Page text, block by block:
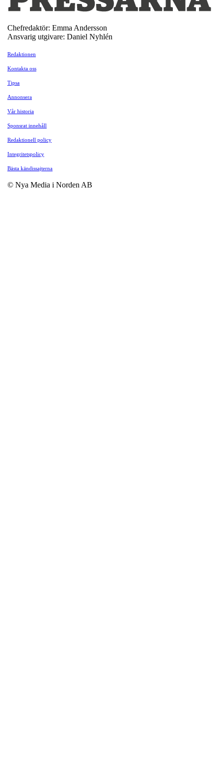
Chefredaktör: Emma Andersson
Ansvarig utgivare: Daniel Nyhlén
Redaktionen
Kontakta oss
Tipsa
Annonsera
Vår historia
Sponsrat innehåll
Redaktionell policy
Integritetspolicy
Bästa kändissajterna
© Nya Media i Norden AB